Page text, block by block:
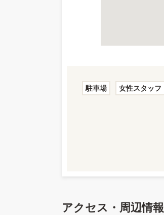
駐車場 女性スタッフ
アクセス・周辺情報